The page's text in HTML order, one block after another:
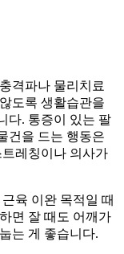
격파나 물리치료
도록 생활습관을
다. 통증이 있는 팔
건을 드는 행동은
레칭이나 의사가
육 이완 목적일 때
면 잘 때도 어깨가
는 게 좋습니다.